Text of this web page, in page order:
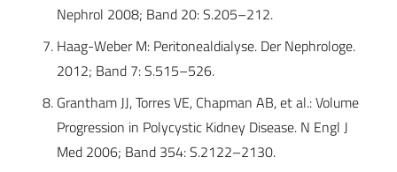
Nephrol 2008; Band 20: S.205–212.
Haag-Weber M: Peritonealdialyse. Der Nephrologe.
2012; Band 7: S.515–526.
Grantham JJ, Torres VE, Chapman AB, et al.: Volume
Progression in Polycystic Kidney Disease. N Engl J
Med 2006; Band 354: S.2122–2130.